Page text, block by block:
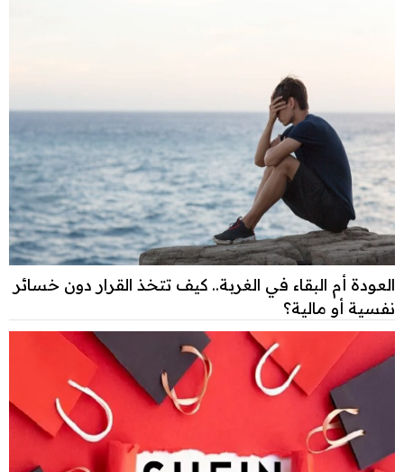
العودة أم البقاء في الغربة.. كيف تتخذ القرار دون خسائر
نفسية أو مالية؟